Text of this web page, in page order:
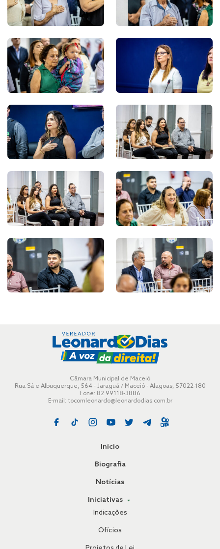
Câmara Municipal de Maceió
Rua Sá e Albuquerque, 564 - Jaraguá / Maceió - Alagoas, 57022-180
Fone: 82 99118-3886
E-mail: tocomleonardo@leonardodias.com.br
Início
Biografia
Notícias
Iniciativas
Indicações
Ofícios